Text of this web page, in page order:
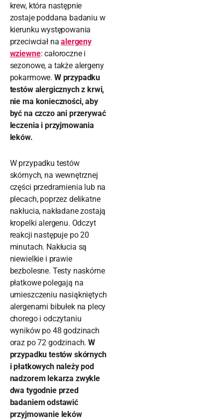
krew, która następnie
zostaje poddana badaniu w
kierunku występowania
przeciwciał naalergeny
wziewne: całoroczne i
sezonowe, a także alergeny
pokarmowe. W przypadku
testów alergicznych z krwi,
nie ma konieczności, aby
być na czczo ani przerywać
leczenia i przyjmowania
leków.
W przypadku testów
skórnych, na wewnętrznej
części przedramienia lub na
plecach, poprzez delikatne
nakłucia, nakładane zostają
kropelki alergenu. Odczyt
reakcji następuje po 20
minutach. Nakłucia są
niewielkie i prawie
bezbolesne. Testy naskórne
płatkowe polegają na
umieszczeniu nasiąkniętych
alergenami bibułek na plecy
chorego i odczytaniu
wyników po 48 godzinach
oraz po 72 godzinach.W
przypadku testów skórnych
i płatkowych należy pod
nadzorem lekarza zwykle
dwa tygodnie przed
badaniem odstawić
przyjmowanie leków